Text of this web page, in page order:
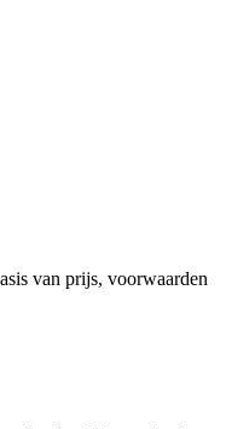
van prijs, voorwaarden